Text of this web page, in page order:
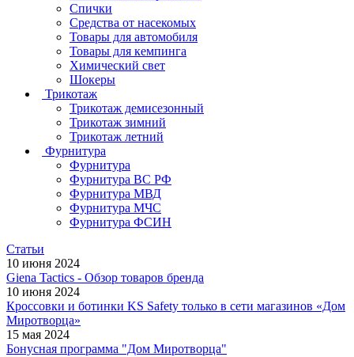
Спички
Средства от насекомых
Товары для автомобиля
Товары для кемпинга
Химический свет
Шокеры
Трикотаж
Трикотаж демисезонный
Трикотаж зимний
Трикотаж летний
Фурнитура
Фурнитура
Фурнитура ВС РФ
Фурнитура МВД
Фурнитура МЧС
Фурнитура ФСИН
Статьи
10 июня 2024
Giena Tactics - Обзор товаров бренда
10 июня 2024
Кроссовки и ботинки KS Safety только в сети магазинов «Дом
Миротворца»
15 мая 2024
Бонусная программа "Дом Миротворца"